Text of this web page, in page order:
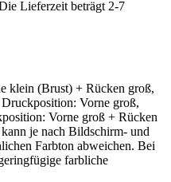
Lieferzeit beträgt 2-7
klein (Brust) + Rücken groß,
Vorne groß,
Vorne groß + Rücken
je nach Bildschirm- und
Farbton abweichen. Bei
farbliche